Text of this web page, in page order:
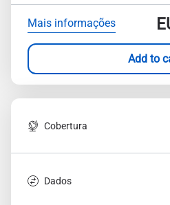
Mais informações
Add to
Cobertura
Dados